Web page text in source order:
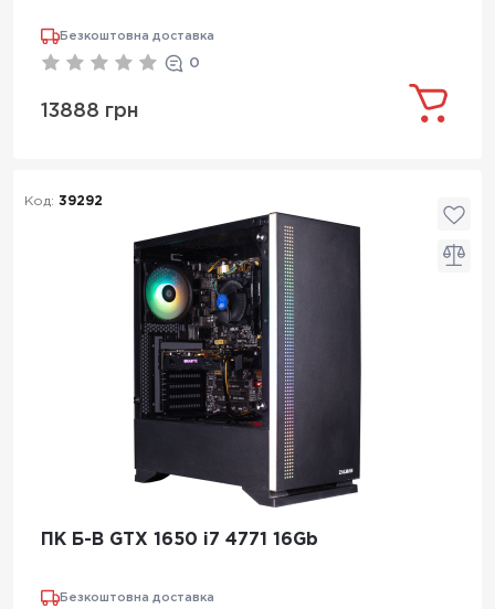
Безкоштовна доставка
0
13888 грн
Код: 39292
ПК Б-В GTX 1650 i7 4771 16Gb
Безкоштовна доставка